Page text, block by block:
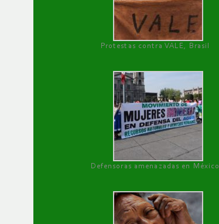
Protestas contra VALE, Brasil
Defensoras amenazadas en México